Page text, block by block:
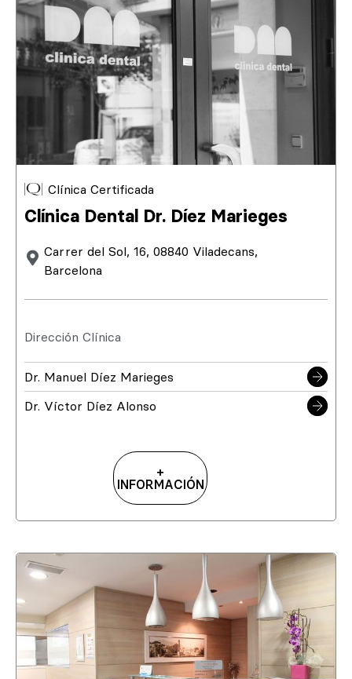
Clínica Certificada
Clínica Dental Dr. Díez Marieges
Carrer del Sol, 16, 08840 Viladecans,
Barcelona
Dirección Clínica
Dr. Manuel Díez Marieges
Dr. Víctor Díez Alonso
+
INFORMACIÓN